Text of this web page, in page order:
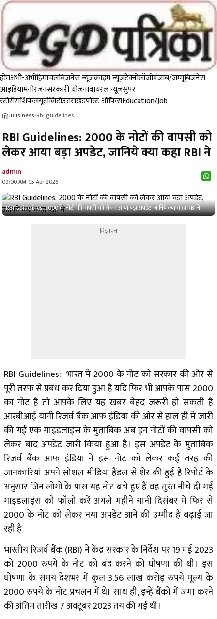
होमअभी-अभीहिमाचलबिज़नेस न्यूज़क्राइम न्यूजटेक्नोलॉजीपंजाब/जम्मूबिजनेस
आइडियामनोरंजनसरकारी योजनावायरल न्यूज़सुपर
स्टोरीराशिफलयूटीलिटीउत्तराखंडपोस्ट ऑफिसEducation/Job
›Business›Rbi guidelines
RBI Guidelines: 2000 के नोटों की वापसी को
लेकर आया बड़ा अपडेट, जानिये क्या कहा RBI ने
admin
09:00 AM 05 Apr 2026
RBI Guidelines: 2000 के नोटों की वापसी को लेकर आया बड़ा अपडेट, जानिये क्या कहा RBI ने
विज्ञापन
RBI Guidelines: भारत में 2000 के नोट को सरकार की ओर से
पूरी तरफ से प्रबंध कर दिया हुआ है यदि फिर भी आपके पास 2000
का नोट है तो आपके लिए यह खबर बेहद जरूरी हो सकती है
आरबीआई यानी रिजर्व बैंक आफ इंडिया की ओर से हाल ही में जारी
की गई एक गाइडलाइंस के मुताबिक अब इन नोटों की वापसी को
लेकर बाद अपडेट जारी किया हुआ है। इस अपडेट के मुताबिक
रिजर्व बैंक आफ इंडिया ने इस नोट को लेकर कई तरह की
जानकारियां अपने सोशल मीडिया हैंडल से शेर की हुई है रिपोर्ट के
अनुसार जिन लोगों के पास यह नोट बचे हुए हैं वह तुरंत नीचे दी गई
गाइडलाइंस को फॉलो करें अगले महीने यानी दिसंबर में फिर से
2000 के नोट को लेकर नया अपडेट आने की उम्मीद है बढ़ाई जा
रही है
भारतीय रिजर्व बैंक (RBI) ने केंद्र सरकार के निर्देश पर 19 मई 2023
को 2000 रुपये के नोट को बंद करने की घोषणा की थी। इस
घोषणा के समय देशभर में कुल 3.56 लाख करोड़ रुपये मूल्य के
2000 रुपये के नोट प्रचलन में थे। साथ ही, इन्हें बैंकों में जमा करने
की अंतिम तारीख 7 अक्टूबर 2023 तय की गई थी।